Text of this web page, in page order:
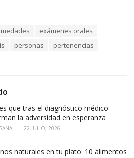
exámenes orales
personas
pertenencias
que tras el diagnóstico médico
la adversidad en esperanza
22 JULIO, 2026
naturales en tu plato: 10 alimentos